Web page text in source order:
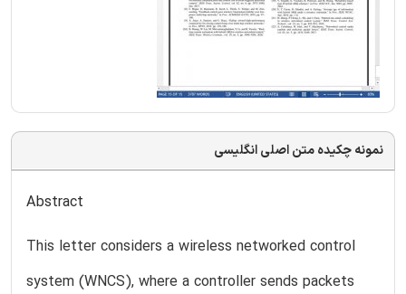
نمونه چکیده متن اصلی انگلیسی
Abstract
This letter considers a wireless networked control
system (WNCS), where a controller sends packets